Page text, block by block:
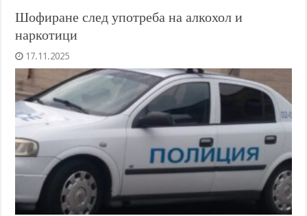
Шофиране след употреба на алкохол и
наркотици
17.11.2025